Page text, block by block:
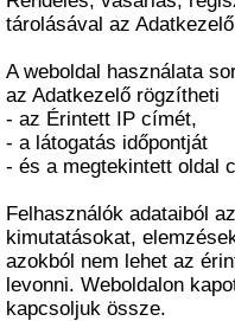
tárolásával az
A weboldal használata
az Adatkezelő rögzítheti
- az Érintett IP címét,
- a látogatás időpontját
- és a megtekintett oldal
Felhasználók adataiból
kimutatásokat,
azokból nem lehet az
levonni. Weboldalon
kapcsoljuk össze.